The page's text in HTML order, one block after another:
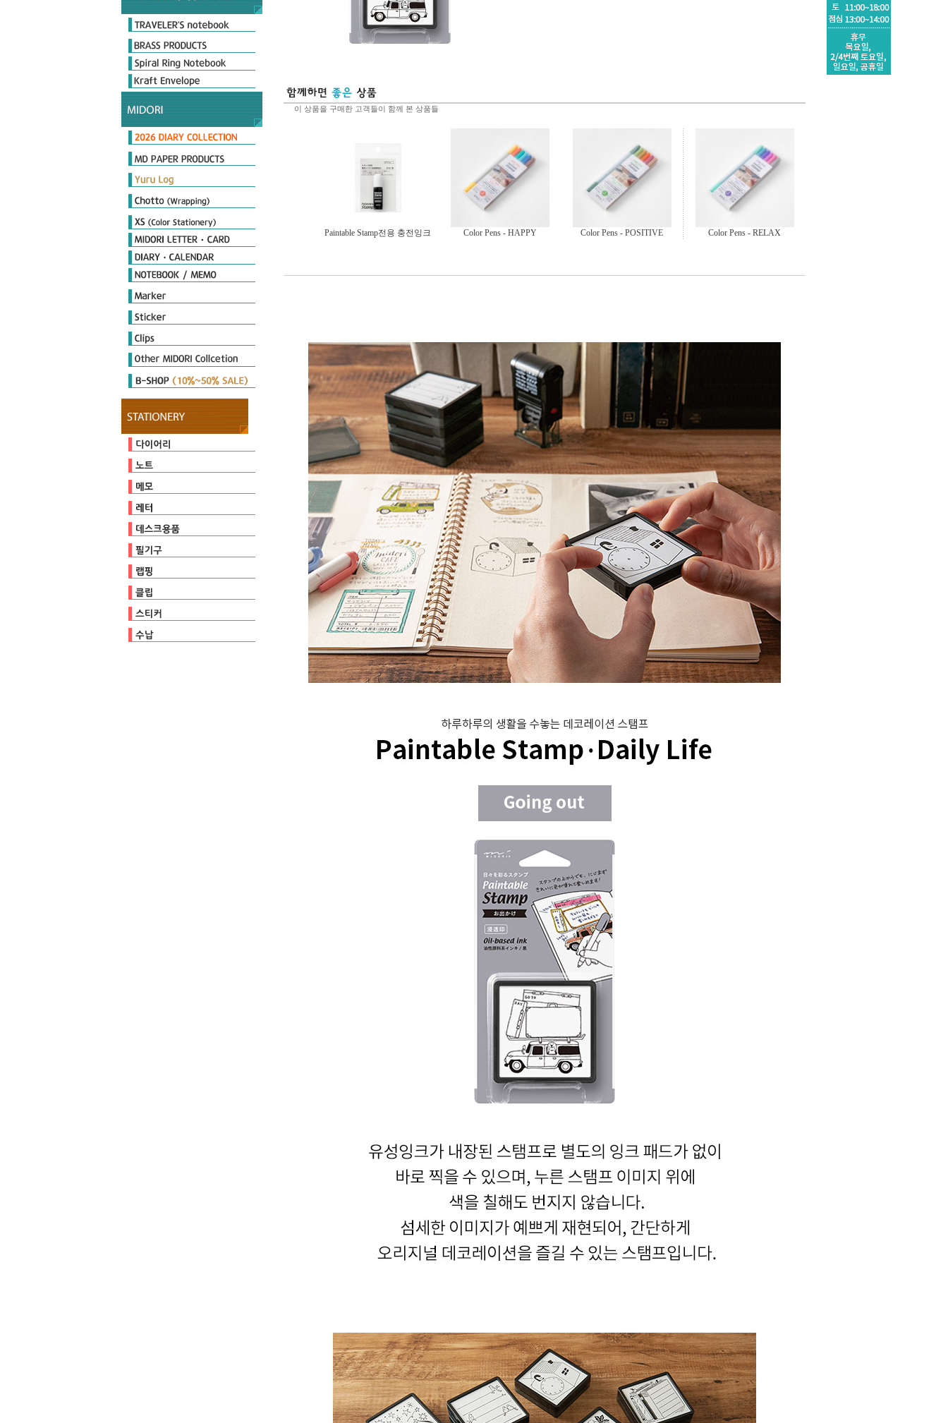
Original & Passport Size
Original Refills
Passport Refills
Customize
2026 Diary
Limited Edition
MD노트 다이어리
포켓다이어리
더블 스케줄 다이어리
플랫 다이어리
Day length Diary
Plus Stand Diary
hibino
Book type Diary
PRD 프로페셔널 다이어리
MIDORI Calendar
TRAVELER'S notebook Diary
MD Notebook
MD Notebook Light
MD Paper Pad
MD Notebook cotton
MD Memo
MD Diary
MD Cover & Bag
MD 필기구
MD Letter
MD Limited
Notebook
Seal
Stamp
Cover
Origami
Petit Gift
PCM Seal
Deco item
THE MEISTER'S Note
Diamond Memo
Color Note & Others
Sticky Notes
Film Marker
Index Marker
Diary Seal
Sticker Marche
Other Seal
E-clips
P-clips
other clips
DIARY MATE
Cutter
Ruler & Template
Magnet
Stamp
Embosser
Zipperbag
Pouch & Pen case
PULP STORAGE
Clear Foder
Mini Cleaner
오지상25thAnniversary
다이어리
캘린더
일기
유선
방안
무지
커버/가방
기타
점착메모지
스프링메모
기타
편지지/편지봉투
카드
가위/커터/스태이플러/펀치
자
마그넷
클리너
스탬프
테이프
펜/펜슬/리필
펜홀더/포켓
페이퍼
비닐포장
엠보서
포장장식
E-clips
P-clips
other clips
다이어리씰
스티커마르쉐
기타
이 상품을 구매한 고객들이 함께 본 상품들
Paintable Stamp전용 충전잉크 Color Pens - HAPPY Color Pens - POSITIVE Color Pens - RELAX